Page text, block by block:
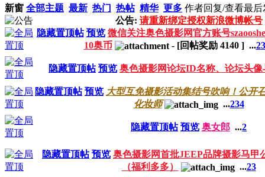
新窗 全部主题 最新 热门 热帖 精华 更多 作者回复/查看最后
公告: 请重新绑定授权新浪微博帐号
隐藏置顶帖 预览 微信关注奥色摄影网官方账号
10奥币
- [回帖奖励 4140] ...23
隐藏置顶帖 预览 奥色摄影网论坛ID名称、论坛头
隐藏置顶帖 预览 大型互免摄影活动集结号吹响！公开
化妆师
...234
隐藏置顶帖 预览 奥女郎 ...2
隐藏置顶帖 预览 奥色摄影网首批JEEP品牌摄影马甲
（福利多多）
...23